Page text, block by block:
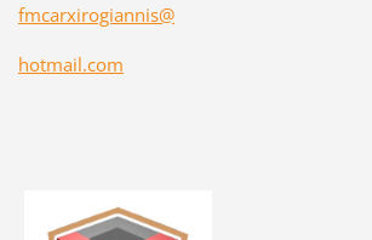
fmcarxirogiannis@
hotmail.com